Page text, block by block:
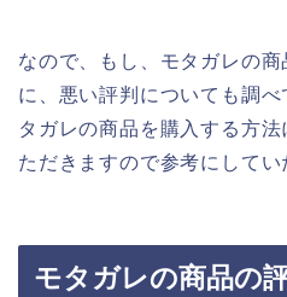
なので、もし、モタガレの
に、悪い評判についても調
タガレの商品を購入する方
ただきますので参考にして
モタガレの商品の